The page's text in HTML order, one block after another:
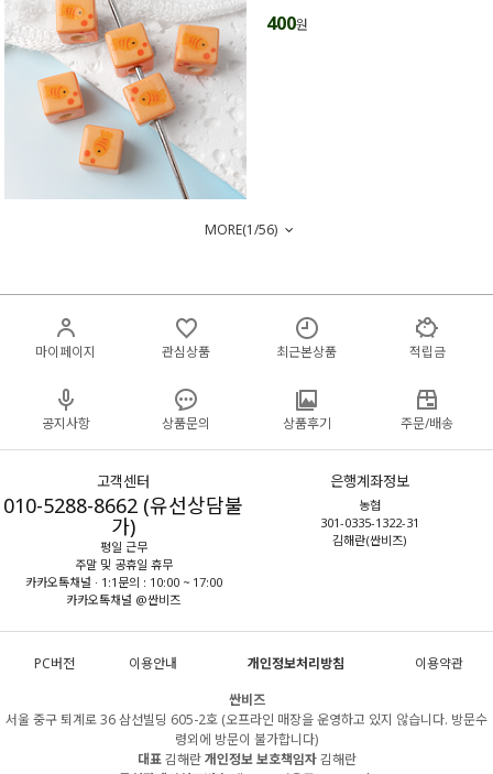
400원
MORE(1/56)
마이페이지 관심상품 최근본상품 적립금
공지사항 상품문의 상품후기 주문/배송
고객센터
010-5288-8662 (유선상담불
가)
평일 근무
주말 및 공휴일 휴무
카카오톡채널 · 1:1문의 : 10:00 ~ 17:00
카카오톡채널 @싼비즈
은행계좌정보
농협
301-0335-1322-31
김해란(싼비즈)
PC버전 이용안내 개인정보처리방침
이용약관
싼비즈
서울 중구 퇴계로 36 삼선빌딩 605-2호 (오프라인 매장을 운영하고 있지 않습니다. 방문수
령외에 방문이 불가합니다)
대표김해란개인정보 보호책임자김해란